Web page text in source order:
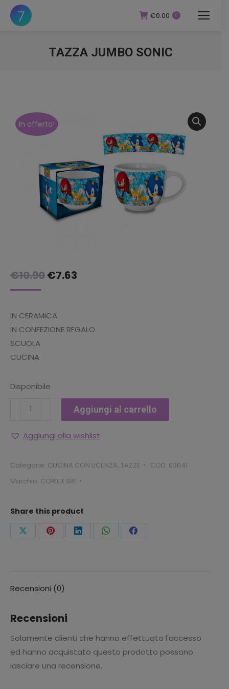
€0.00 0
TAZZA JUMBO SONIC
In offerta!
€10.90Il
era:
€10.90.
€7.63
€7.63.
IN CERAMICA
IN CONFEZIONE REGALO
SCUOLA
CUCINA
Disponibile
TAZZA
SONIC
Aggiungi al carrello
Aggiungi alla wishlist
Categorie: CUCINA CON LICENZA, TAZZE COD: 03041
Marchio: CORIEX SRL
Share this product
CondividiCondividiCondividiCondividiCondividi
Recensioni (0)
Recensioni
Solamente clienti che hanno effettuato l'accesso
ed hanno acquistato questo prodotto possono
lasciare una recensione.